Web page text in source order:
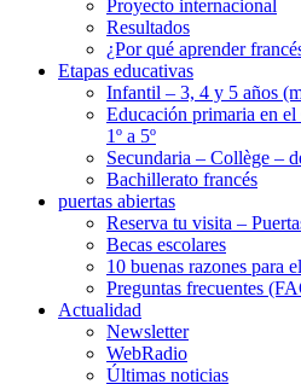
Proyecto internacional
Resultados
¿Por qué aprender
Etapas educativas
Infantil – 3, 4 y 5 años
Educación primaria en
1º a 5º
Secundaria – Collège –
Bachillerato francés
puertas abiertas
Reserva tu visita –
Becas escolares
10 buenas razones para
Preguntas frecuentes
Actualidad
Newsletter
WebRadio
Últimas noticias